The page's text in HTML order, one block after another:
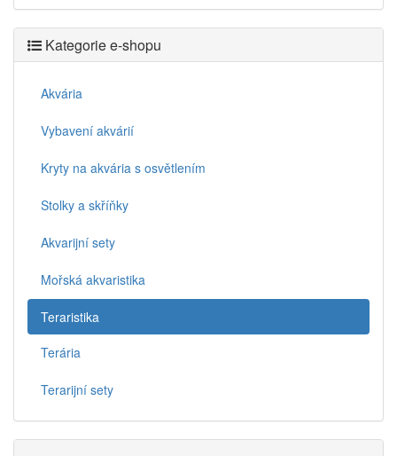
Kategorie e-shopu
Akvária
Vybavení akvárií
Kryty na akvária s osvětlením
Stolky a skříňky
Akvarijní sety
Mořská akvaristika
Teraristika
Terária
Terarijní sety